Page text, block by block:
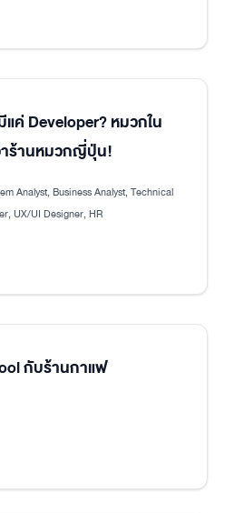
แค่ Developer? หมวกใน
าร้านหมวกญี่ปุ่น!
Analyst, Business Analyst, Technical
UX/UI Designer, HR
กับร้านกาแฟ